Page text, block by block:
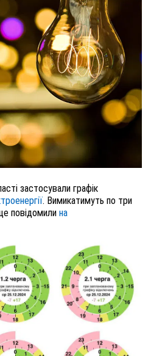
застосували графік
. Вимикатимуть по три
повідомили на